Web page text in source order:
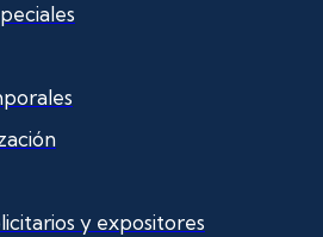
y expositores